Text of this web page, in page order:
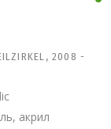
, 2008 -
акрил